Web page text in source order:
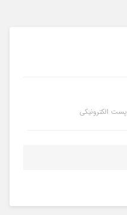
پست الکترونیکی